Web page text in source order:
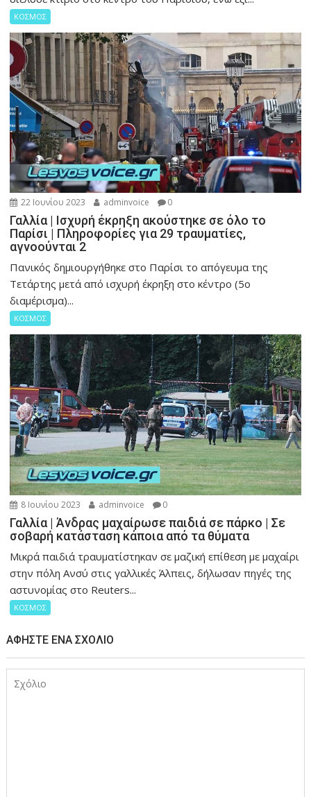
ΚΟΣΜΟΣ
22 Ιουνίου 2023 adminvoice 0
Γαλλία | Ισχυρή έκρηξη ακούστηκε σε όλο το
Παρίσι | Πληροφορίες για 29 τραυματίες,
αγνοούνται 2
Πανικός δημιουργήθηκε στο Παρίσι το απόγευμα της
Τετάρτης μετά από ισχυρή έκρηξη στο κέντρο (5ο
διαμέρισμα)...
ΚΟΣΜΟΣ
8 Ιουνίου 2023 adminvoice 0
Γαλλία | Άνδρας μαχαίρωσε παιδιά σε πάρκο | Σε
σοβαρή κατάσταση κάποια από τα θύματα
Μικρά παιδιά τραυματίστηκαν σε μαζική επίθεση με μαχαίρι
στην πόλη Ανσύ στις γαλλικές Άλπεις, δήλωσαν πηγές της
αστυνομίας στο Reuters...
ΚΟΣΜΟΣ
ΑΦΉΣΤΕ ΈΝΑ ΣΧΌΛΙΟ